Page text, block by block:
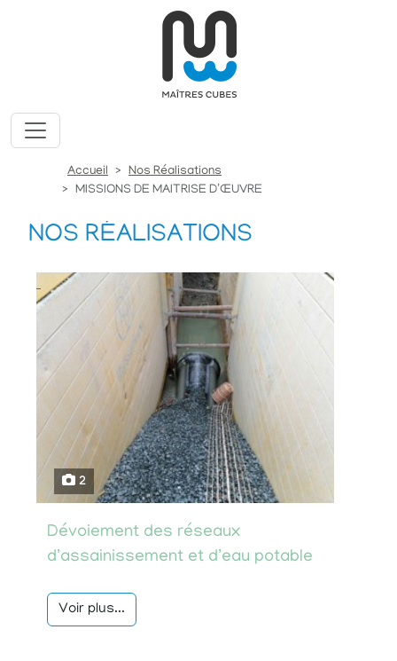
Accueil
Nos Réalisations
MISSIONS DE MAITRISE D’ŒUVRE
NOS RÉALISATIONS
2
Dévoiement des réseaux
d’assainissement et d’eau potable
Voir plus...